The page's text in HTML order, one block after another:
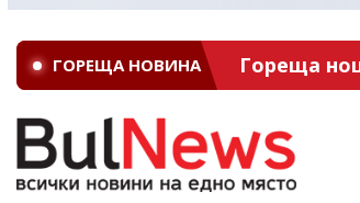
ГОРЕЩА НОВИНА Гореща